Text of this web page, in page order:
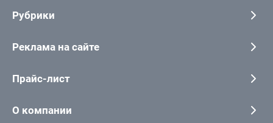
Рубрики
Реклама на сайте
Прайс-лист
О компании